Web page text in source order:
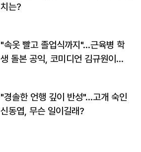
치는?
"속옷 빨고 졸업식까지"…근육병 학
생 돌본 공익, 코미디언 김규원이었
"경솔한 언행 깊이 반성"…고개 숙인
신동엽, 무슨 일이길래?